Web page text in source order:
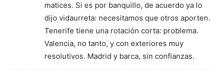
matices. Si es por banquillo, de acuerdo ya lo
dijo vidaurreta: necesitamos que otros aporten.
Tenerife tiene una rotación corta: problema.
Valencia, no tanto, y con exteriores muy
resolutivos. Madrid y barca, sin confianzas.